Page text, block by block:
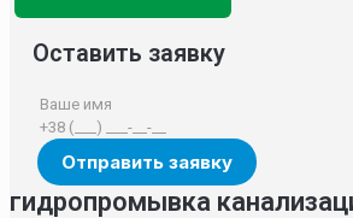
Оставить заявку
гидропромывка